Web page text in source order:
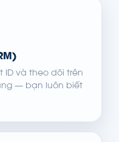
ID và theo dõi trên
— bạn luôn biết